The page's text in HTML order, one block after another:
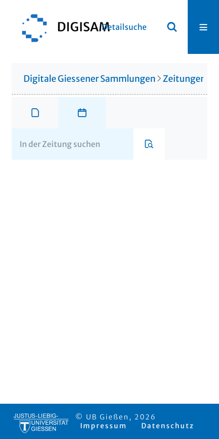
Detailsuche
Digitale Giessener Sammlungen Zeitungen
© UB Gießen, 2026
Impressum
Datenschutz